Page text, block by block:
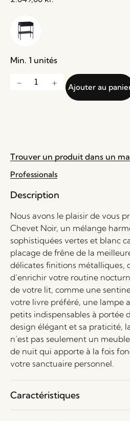
Min. 1 unités
Ajouter au
Trouver un produit dans un
Professionals
Description
Nous avons le plaisir de vous
Chevet Noir, un mélange
sophistiquées vertes et blanc
placage de frêne de la
délicates finitions métalliques,
d’enrichir votre routine
de votre lit, comme une
votre livre préféré, une lampe
petits indispensables à portée
design élégant et sa praticité,
n’est pas seulement un
de nuit qui apporte à la fois
votre sanctuaire personnel.
Caractéristiques